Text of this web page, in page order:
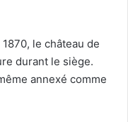
1870, le château de
durant le siège.
annexé comme